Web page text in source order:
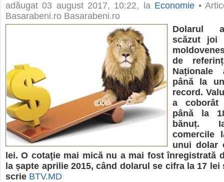
adăugat03 august 2017, 10:22, la Economie•
Basarabeni.ro Basarabeni.ro
Dolarul
scăzut joi
de
Naționale
până la
record.
a
până la
bănuț.
comercile
unui dolar
lei. O cotaţie mai mică nu a mai fost înregistrată
la șapte aprilie 2015, când dolarul se cifra la 17 lei
scrie BTV.MD